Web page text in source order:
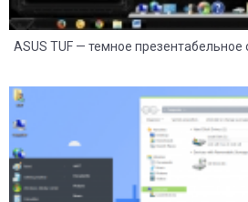
ASUS TUF — темное